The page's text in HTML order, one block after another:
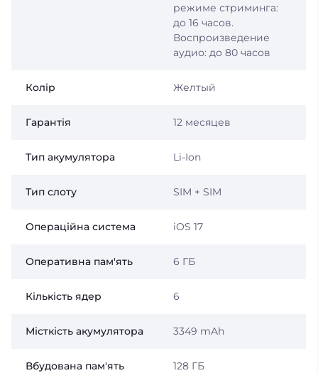
режиме стриминга:
до 16 часов.
Воспроизведение
аудио: до 80 часов
Колір Желтый
Гарантія 12 месяцев
Тип акумулятора Li-Ion
Тип слоту SIM + SIM
Операційна система iOS 17
Оперативна пам'ять 6 ГБ
Кількість ядер 6
Місткість акумулятора 3349 mAh
Вбудована пам'ять 128 ГБ